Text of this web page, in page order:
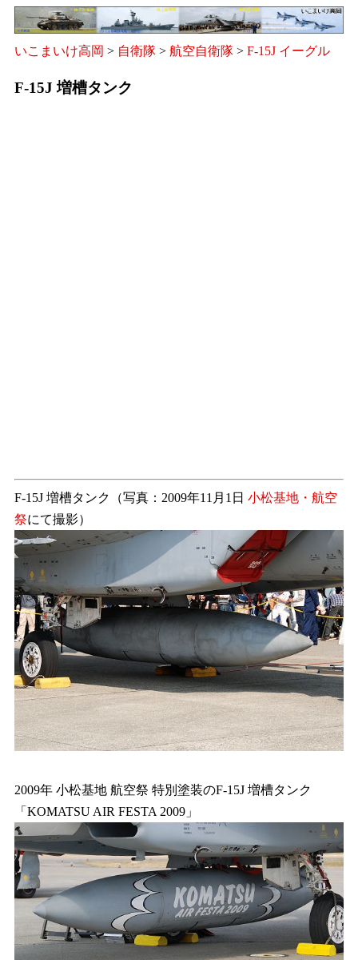
いこまいけ高岡 > 自衛隊 > 航空自衛隊 > F-15J イーグル
F-15J 増槽タンク
F-15J 増槽タンク（写真：2009年11月1日 小松基地・航空
祭にて撮影）
2009年 小松基地 航空祭 特別塗装のF-15J 増槽タンク
「KOMATSU AIR FESTA 2009」